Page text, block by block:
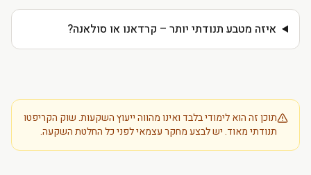
איזה מטבע תנודתי יותר – קרדאנו או סולאנה?
תוכן זה הוא לימודי בלבד ואינו מהווה ייעוץ השקעות. שוק הקריפטו
תנודתי מאוד. יש לבצע מחקר עצמאי לפני כל החלטת השקעה.